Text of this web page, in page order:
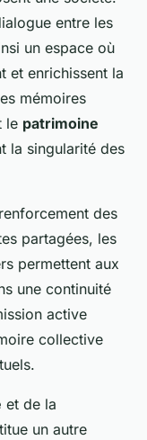
entre les
un espace où
et enrichissent la
mémoires
le patrimoine
la singularité des
des
partagées, les
permettent aux
une continuité
active
collective
et de la
un autre